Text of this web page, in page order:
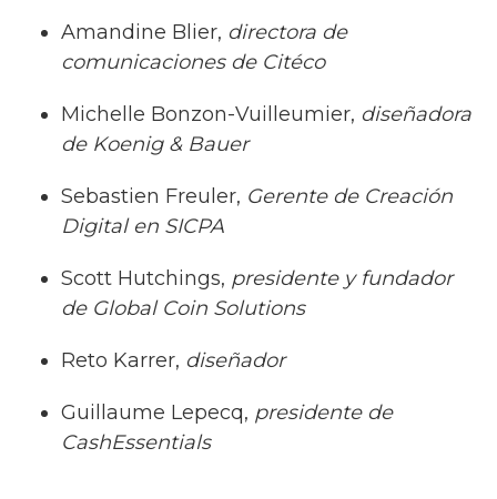
Amandine Blier, directora de
comunicaciones de Citéco
Michelle Bonzon-Vuilleumier, diseñadora
de Koenig & Bauer
Sebastien Freuler, Gerente de Creación
Digital en SICPA
Scott Hutchings, presidente y fundador
de Global Coin Solutions
Reto Karrer, diseñador
Guillaume Lepecq, presidente de
CashEssentials